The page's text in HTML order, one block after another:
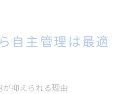
自主管理は最適
抑えられる理由